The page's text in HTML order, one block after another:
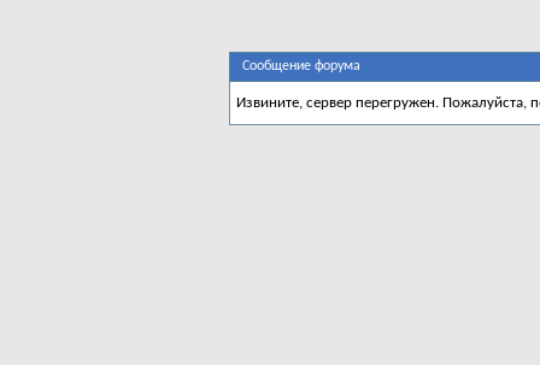
Сообщение форума
Извините, сервер перегружен. Пожалуйста,